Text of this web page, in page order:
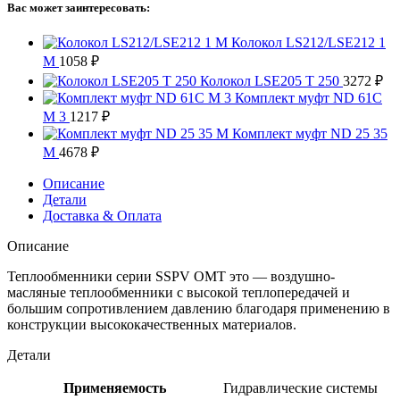
Вас может заинтересовать:
Колокол LS212/LSE212 1
M 1058 ₽
Колокол LSE205 T 250 3272 ₽
Комплект муфт ND 61C
M 3 1217 ₽
Комплект муфт ND 25 35
M 4678 ₽
Описание
Детали
Доставка & Оплата
Описание
Теплообменники серии SSPV OMT это — воздушно-
масляные теплообменники с высокой теплопередачей и
большим сопротивлением давлению благодаря применению в
конструкции высококачественных материалов.
Детали
Применяемость Гидравлические системы